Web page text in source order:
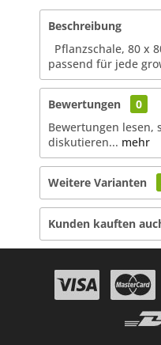
Beschreibung
Pflanzschale, 80 x
passend für jede
Bewertungen
0
Bewertungen lesen,
diskutieren... mehr
Weitere Varianten
Kunden kauften